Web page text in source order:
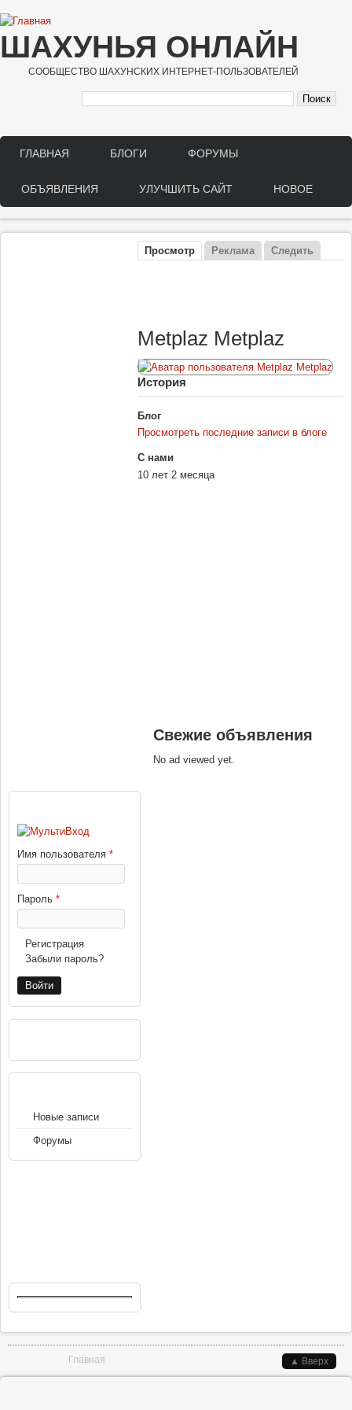
Перейти к основному содержанию
ШАХУНЬЯ ОНЛАЙН
СООБЩЕСТВО ШАХУНСКИХ ИНТЕРНЕТ-ПОЛЬЗОВАТЕЛЕЙ
Main menu
ГЛАВНАЯ БЛОГИ ФОРУМЫ
ОБЪЯВЛЕНИЯ УЛУЧШИТЬ САЙТ НОВОЕ
Главные вкладки
Просмотр (активная вкладка)
Реклама Следить
Metplaz Metplaz
История
Блог
Просмотреть последние записи в блоге
С нами
10 лет 2 месяца
Свежие объявления
No ad viewed yet.
Имя пользователя *
Пароль *
Регистрация
Забыли пароль?
Новые записи
Форумы
Главная ▲ Вверх